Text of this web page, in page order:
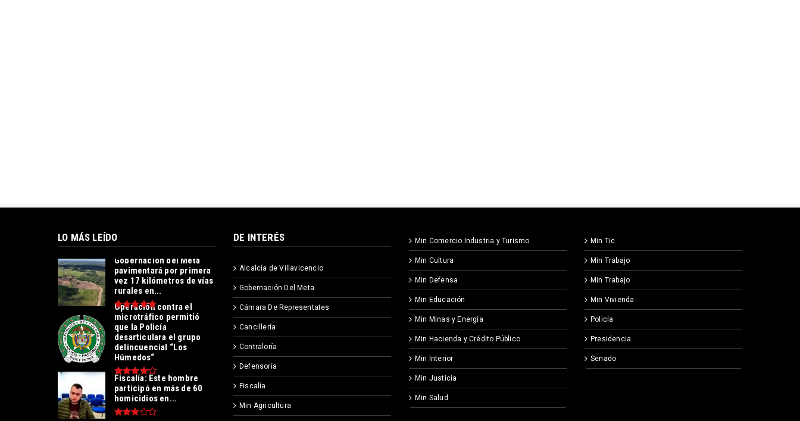
LO MÁS LEÍDO
Gobernación del Meta
pavimentará por primera
vez 17 kilómetros de vías
rurales en...
Operación contra el
microtráfico permitió
que la Policía
desarticulara el grupo
delincuencial “Los
Húmedos“
Fiscalía: Este hombre
participó en más de 60
homicidios en...
DE INTERÉS
Alcalcía de Villavicencio
Gobernación Del Meta
Cámara De Representates
Cancillería
Contraloría
Defensoría
Fiscalía
Min Agricultura
Min Comercio Industria y Turismo
Min Cultura
Min Defensa
Min Educación
Min Minas y Energía
Min Hacienda y Crédito Público
Min Interior
Min Justicia
Min Salud
Min Tic
Min Trabajo
Min Trabajo
Min Vivienda
Policía
Presidencia
Senado